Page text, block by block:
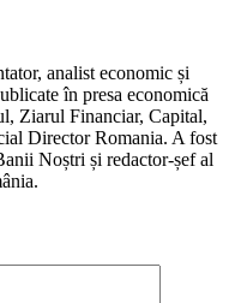
analist economic și
în presa economică
Ziarul Financiar, Capital,
Director Romania. A fost
Noștri și redactor-șef al